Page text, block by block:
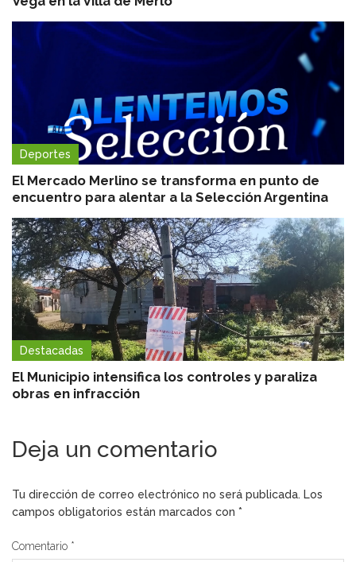
Deportes
El Mercado Merlino se transforma en punto de
encuentro para alentar a la Selección Argentina
Destacadas
El Municipio intensifica los controles y paraliza
obras en infracción
Deja un comentario
Tu dirección de correo electrónico no será publicada. Los
campos obligatorios están marcados con *
Comentario *